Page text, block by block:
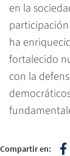
en la
ha
fortalecido
con la
Compartir en: